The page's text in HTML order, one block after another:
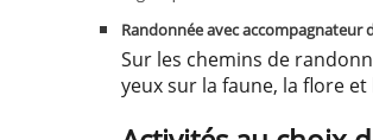
Randonnée avec accompagnateur
Sur les chemins de
yeux sur la faune, la flore